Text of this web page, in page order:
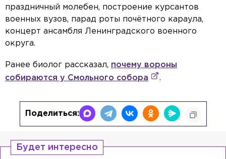
праздничный молебен, построение курсантов
военных вузов, парад роты почётного караула,
концерт ансамбля Ленинградского военного
округа.
Ранее биолог рассказал, почему вороны
собираются у Смольного собора
.
Поделиться:
Будет интересно